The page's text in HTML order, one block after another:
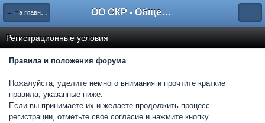
← На главную ОО СКР - Общественная Организация "Севастопольский Клуб Рыболовов"
Регистрационные условия
Правила и положения форума
Пожалуйста, уделите немного внимания и прочтите краткие
правила, указанные ниже.
Если вы принимаете их и желаете продолжить процесс
регистрации, отметьте свое согласие и нажмите кнопку